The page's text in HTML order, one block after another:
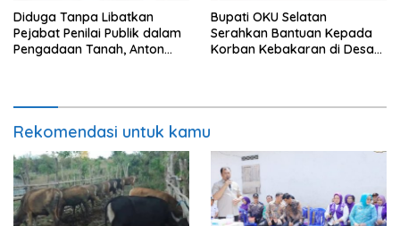
Diduga Tanpa Libatkan
Pejabat Penilai Publik dalam
Pengadaan Tanah, Anton
Bupati OKU Selatan
Serahkan Bantuan Kepada
Korban Kebakaran di Desa
Rekomendasi untuk kamu